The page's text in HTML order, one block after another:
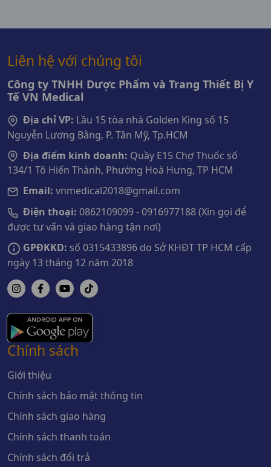
Liên hệ với chúng tôi
Công ty TNHH Dược Phẩm và Trang Thiết Bị Y
Tế VN Medical
Địa chỉ VP: Lầu 15 tòa nhà Golden King số 15
Nguyễn Lương Bằng, P. Tân Mỹ, Tp.HCM
Địa điểm kinh doanh: Quầy E15 Chợ Thuốc số
134/1 Tô Hiến Thành, Phường Hoà Hưng, TP HCM
Email: vnmedical2018@gmail.com
Điện thoại: 0862109099 - 0916977188 (Xin gọi để
được tư vấn và giao hàng tận nơi)
GPĐKKD: số 0315433896 do Sở KHĐT TP HCM cấp
ngày 13 tháng 12 năm 2018
Chính sách
Giới thiệu
Chính sách bảo mật thông tin
Chính sách giao hàng
Chính sách thanh toán
Chính sách đổi trả